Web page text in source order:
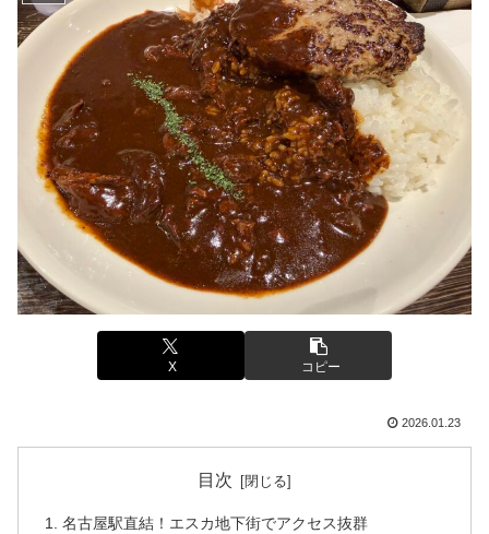
X コピー
2026.01.23
目次
名古屋駅直結！エスカ地下街でアクセス抜群